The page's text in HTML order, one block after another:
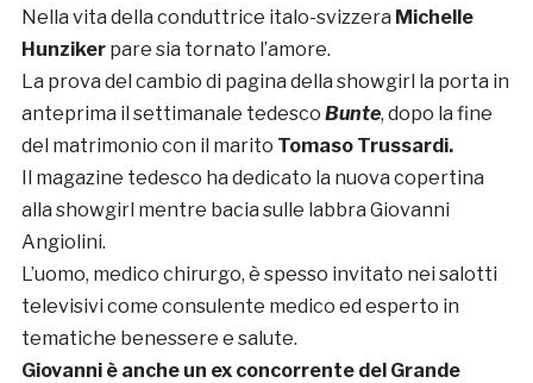
Nella vita della conduttrice italo-svizzera Michelle
Hunzikerpare sia tornato l’amore.
La prova del cambio di pagina della showgirl la porta in
anteprima il settimanale tedesco Bunte, dopo la fine
del matrimonio con il marito Tomaso Trussardi.
Il magazine tedesco ha dedicato la nuova copertina
alla showgirl mentre bacia sulle labbra Giovanni
Angiolini.
L’uomo, medico chirurgo, è spesso invitato nei salotti
televisivi come consulente medico ed esperto in
tematiche benessere e salute.
Giovanni è anche un ex concorrente del Grande